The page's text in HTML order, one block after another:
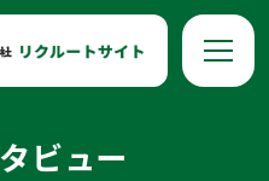
ビュー